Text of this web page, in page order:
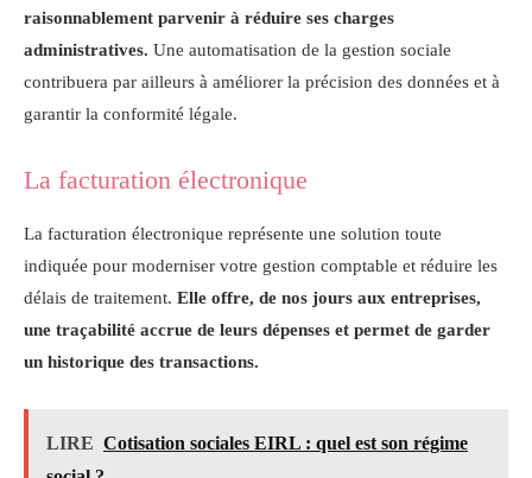
raisonnablement parvenir à réduire ses charges
administratives. Une automatisation de la gestion sociale
contribuera par ailleurs à améliorer la précision des données et à
garantir la conformité légale.
La facturation électronique
La facturation électronique représente une solution toute
indiquée pour moderniser votre gestion comptable et réduire les
délais de traitement. Elle offre, de nos jours aux entreprises,
une traçabilité accrue de leurs dépenses et permet de garder
un historique des transactions.
LIRE Cotisation sociales EIRL : quel est son régime